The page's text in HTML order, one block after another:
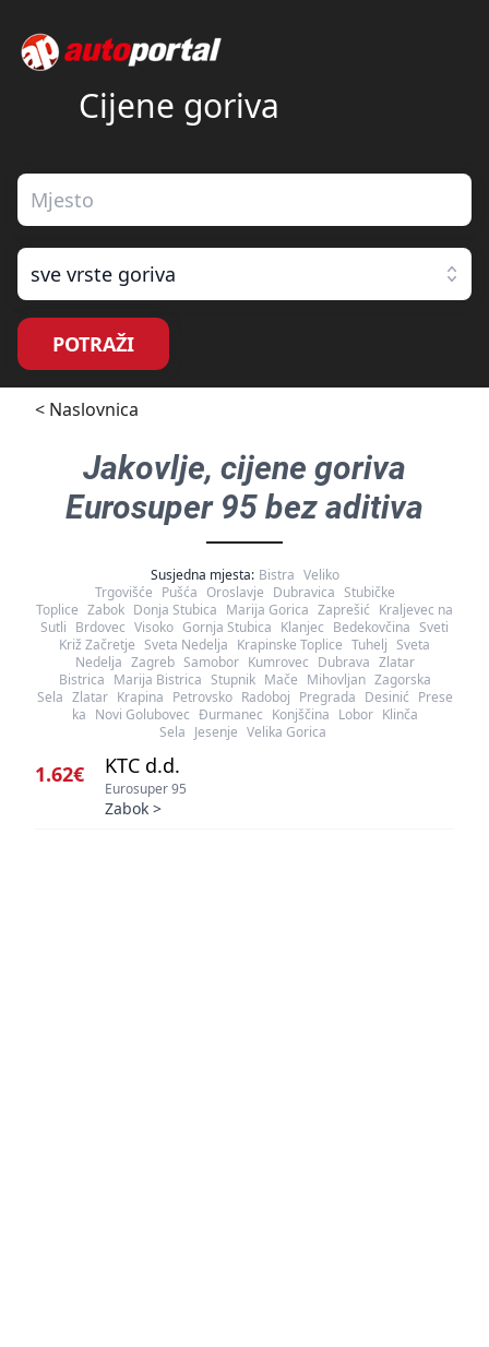
Cijene goriva
sve vrste goriva
POTRAŽI
< Naslovnica
Jakovlje, cijene goriva
Eurosuper 95 bez aditiva
Susjedna mjesta: Bistra Veliko
Trgovišće Pušća Oroslavje Dubravica Stubičke
Toplice Zabok Donja Stubica Marija Gorica Zaprešić Kraljevec na
Sutli Brdovec Visoko Gornja Stubica Klanjec Bedekovčina Sveti
Križ Začretje Sveta Nedelja Krapinske Toplice Tuhelj Sveta
Nedelja Zagreb Samobor Kumrovec Dubrava Zlatar
Bistrica Marija Bistrica Stupnik Mače Mihovljan Zagorska
Sela Zlatar Krapina Petrovsko Radoboj Pregrada Desinić Prese
ka Novi Golubovec Đurmanec Konjščina Lobor Klinča
Sela Jesenje Velika Gorica
1.62€ KTC d.d.
Eurosuper 95
Zabok >